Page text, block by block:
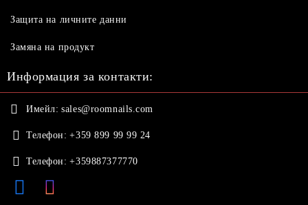
Защита на личните данни
Замяна на продукт
Информация за контакти:
Имейл: sales@roomnails.com
Телефон: +359 899 99 99 24
Телефон: +359887377770